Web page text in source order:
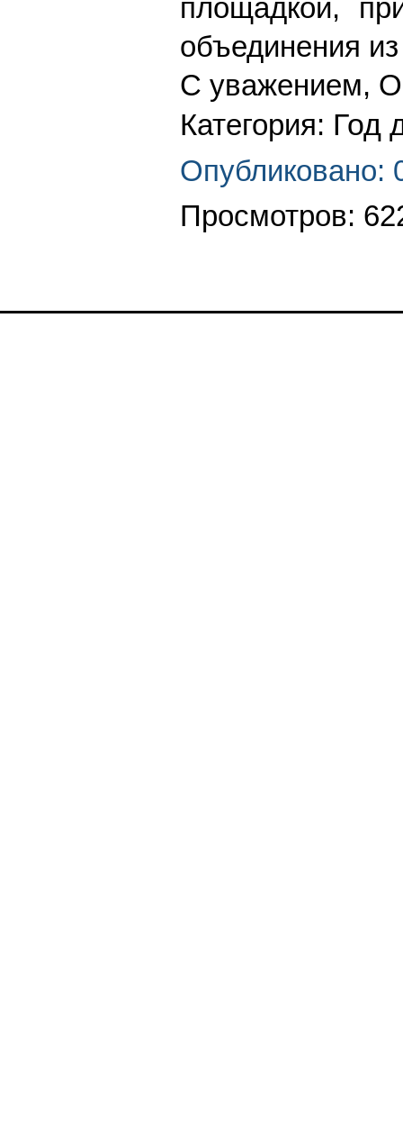
площадкой,
объединения
С уважением,
Категория: Год
Опубликовано:
Просмотров: